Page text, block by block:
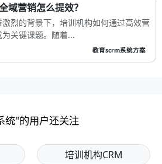
域营销怎么提效？
烈的背景下，培训机构如何通过高效营
关键课题。随着...
教育scrm系统方案
统"的用户还关注
培训机构CRM